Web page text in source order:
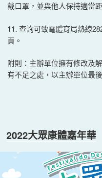
戴口罩，並與他人保持適當
11. 查詢可致電體育局熱線
頁。
附則：主辦單位擁有修改及
有不足之處，以主辦單位最
2022大眾康體嘉年華